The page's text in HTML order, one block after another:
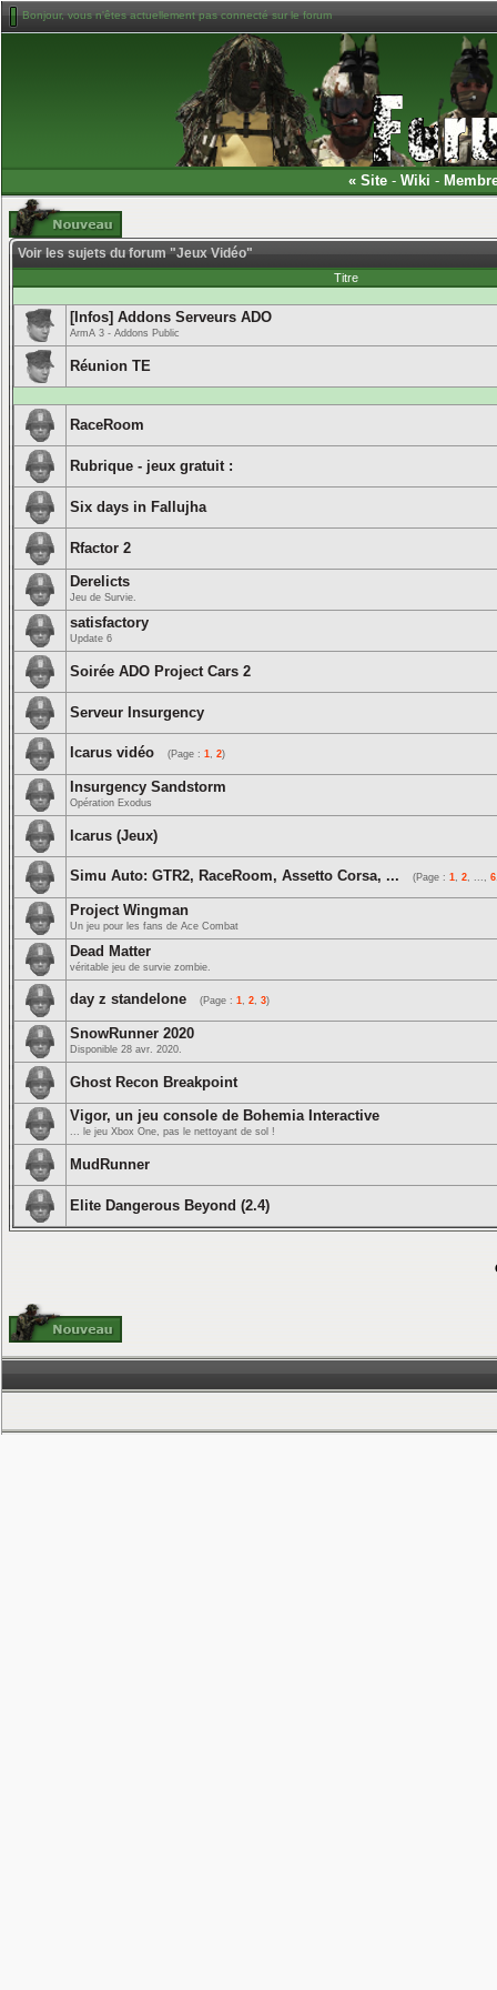
Bonjour, vous n'êtes actuellement pas connecté sur le forum
« Site - Wiki -
Voir les sujets du forum "Jeux Vidéo"
Titre
[Infos] Addons Serveurs ADO
ArmA 3 - Addons Public
Réunion TE
RaceRoom
Rubrique - jeux gratuit :
Six days in Fallujha
Rfactor 2
Derelicts
Jeu de Survie.
satisfactory
Update 6
Soirée ADO Project Cars 2
Serveur Insurgency
Icarus vidéo (Page : 1, 2)
Insurgency Sandstorm
Opération Exodus
Icarus (Jeux)
Simu Auto: GTR2, RaceRoom, Assetto Corsa, ... (Page : 1, 2, ..., 6
Project Wingman
Un jeu pour les fans de Ace Combat
Dead Matter
véritable jeu de survie zombie.
day z standelone (Page : 1, 2, 3)
SnowRunner 2020
Disponible 28 avr. 2020.
Ghost Recon Breakpoint
Vigor, un jeu console de Bohemia Interactive
... le jeu Xbox One, pas le nettoyant de sol !
MudRunner
Elite Dangerous Beyond (2.4)